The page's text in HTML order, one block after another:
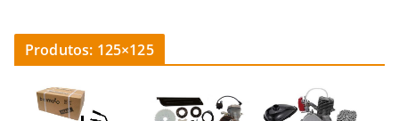
Produtos: 125×125